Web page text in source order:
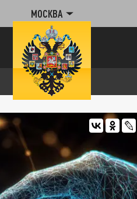
МОСКВА